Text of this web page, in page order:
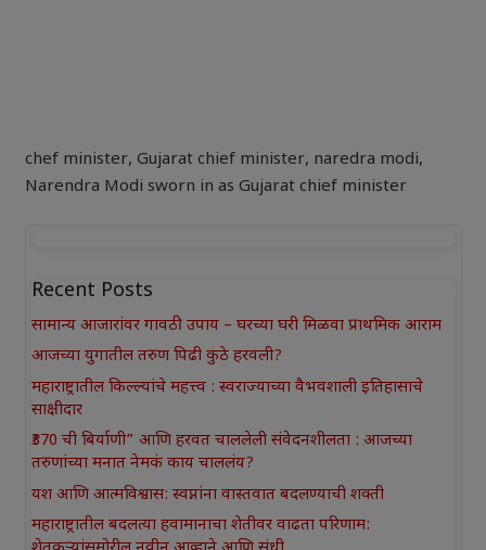
chef minister, Gujarat chief minister, naredra modi,
Narendra Modi sworn in as Gujarat chief minister
Recent Posts
सामान्य आजारांवर गावठी उपाय – घरच्या घरी मिळवा प्राथमिक आराम
आजच्या युगातील तरुण पिढी कुठे हरवली?
महाराष्ट्रातील किल्ल्यांचे महत्त्व : स्वराज्याच्या वैभवशाली इतिहासाचे
साक्षीदार
₹370 ची बिर्याणी” आणि हरवत चाललेली संवेदनशीलता : आजच्या
तरुणांच्या मनात नेमकं काय चाललंय?
यश आणि आत्मविश्वास: स्वप्नांना वास्तवात बदलण्याची शक्ती
महाराष्ट्रातील बदलत्या हवामानाचा शेतीवर वाढता परिणाम: